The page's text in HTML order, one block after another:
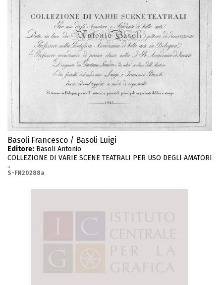
Basoli Francesco / Basoli Luigi
Editore: Basoli Antonio
COLLEZIONE DI VARIE SCENE TEATRALI PER USO DEGLI AMATORI
..
S-FN20288a